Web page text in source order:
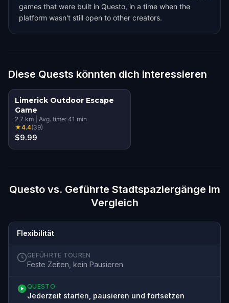
games that were built in Questo, in a time when the
platform wasn't still open to other creators.
Diese Quests könnten dich interessieren
Limerick Outdoor Escape
Game
2.7 km Avg. time: 41 min
★4.4(39)
$9.99
Questo vs. Geführte Stadtspaziergänge im
Vergleich
Flexibilität
GEFÜHRTE TOUREN
Feste Zeiten, kein Pausieren
QUESTO
Jederzeit starten, pausieren und fortsetzen